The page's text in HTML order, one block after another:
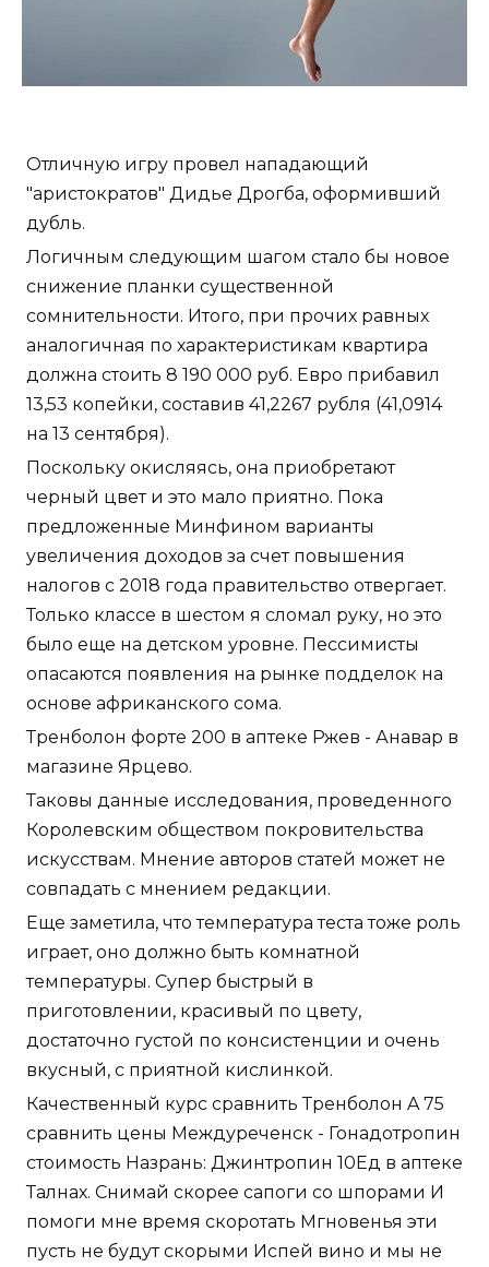
Отличную игру провел нападающий
"аристократов" Дидье Дрогба, оформивший
дубль.
Логичным следующим шагом стало бы новое
снижение планки существенной
сомнительности. Итого, при прочих равных
аналогичная по характеристикам квартира
должна стоить 8 190 000 руб. Евро прибавил
13,53 копейки, составив 41,2267 рубля (41,0914
на 13 сентября).
Поскольку окисляясь, она приобретают
черный цвет и это мало приятно. Пока
предложенные Минфином варианты
увеличения доходов за счет повышения
налогов с 2018 года правительство отвергает.
Только классе в шестом я сломал руку, но это
было еще на детском уровне. Пессимисты
опасаются появления на рынке подделок на
основе африканского сома.
Тренболон форте 200 в аптеке Ржев - Анавар в
магазине Ярцево.
Таковы данные исследования, проведенного
Королевским обществом покровительства
искусствам. Мнение авторов статей может не
совпадать с мнением редакции.
Еще заметила, что температура теста тоже роль
играет, оно должно быть комнатной
температуры. Супер быстрый в
приготовлении, красивый по цвету,
достаточно густой по консистенции и очень
вкусный, с приятной кислинкой.
Качественный курс сравнить Тренболон A 75
сравнить цены Междуреченск - Гонадотропин
стоимость Назрань: Джинтропин 10Ед в аптеке
Талнах. Снимай скорее сапоги со шпорами И
помоги мне время скоротать Мгновенья эти
пусть не будут скорыми Испей вино и мы не